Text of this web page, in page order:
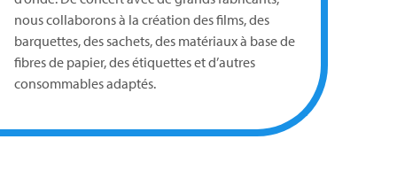
nous collaborons à la création des films, des
barquettes, des sachets, des matériaux à base de
fibres de papier, des étiquettes et d’autres
consommables adaptés.